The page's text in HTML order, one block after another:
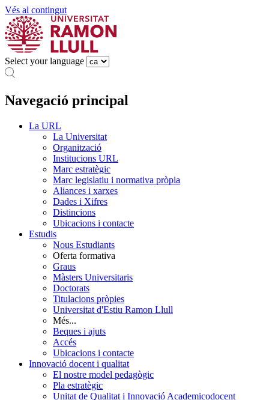
Vés al contingut
Select your language
Navegació principal
La URL
La Universitat
Organització
Institucions URL
Marc estratègic
Marc legislatiu i normativa pròpia
Aliances i xarxes
Dades i Xifres
Distincions
Ubicacions i contacte
Estudis
Nous Estudiants
Oferta formativa
Graus
Màsters Universitaris
Doctorats
Titulacions pròpies
Universitat d'Estiu Ramon Llull
Més...
Beques i ajuts
Accés
Ubicacions i contacte
Innovació docent i qualitat
El nostre model pedagògic
Pla estratègic
Unitat de Qualitat i Innovació Academicodocent